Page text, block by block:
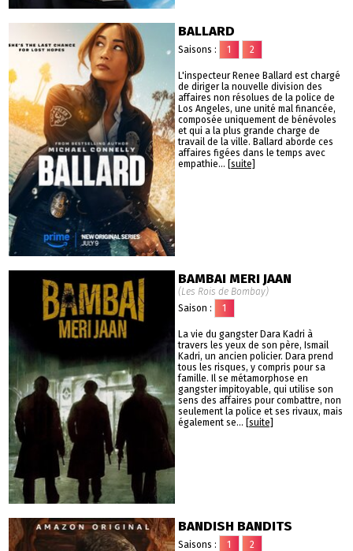
BALLARD
Saisons : 1 2
L'inspecteur Renee Ballard est chargé
de diriger la nouvelle division des
affaires non résolues de la police de
Los Angeles, une unité mal financée,
composée uniquement de bénévoles
et qui a la plus grande charge de
travail de la ville. Ballard aborde ces
affaires figées dans le temps avec
empathie... [suite]
BAMBAI MERI JAAN
(Les Rois de Bombay)
Saison :
1
La vie du gangster Dara Kadri à
travers les yeux de son père, Ismail
Kadri, un ancien policier. Dara prend
tous les risques, y compris pour sa
famille. Il se métamorphose en
gangster impitoyable, qui utilise son
sens des affaires pour combattre, non
seulement la police et ses rivaux, mais
également se... [suite]
BANDISH BANDITS
Saisons : 1 2